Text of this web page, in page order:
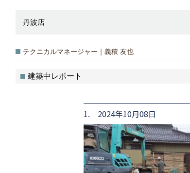
丹波店
テクニカルマネージャー｜義積 友也
建築中レポート
1. 2024年10月08日